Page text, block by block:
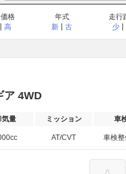
格
高
年式
新
古
走行
少
ア 4WD
気量 ミッション 車
AT/CVT 車検